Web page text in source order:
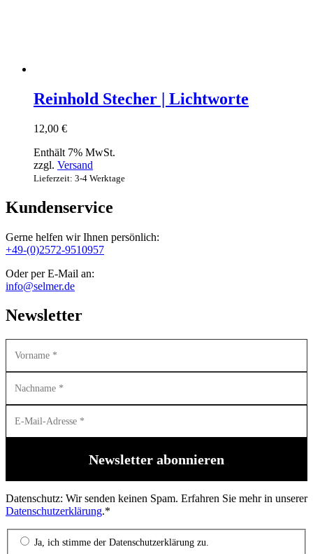
Reinhold Stecher | Lichtworte
12,00 €
Enthält 7% MwSt.
zzgl. Versand
Lieferzeit: 3-4 Werktage
Kundenservice
Gerne helfen wir Ihnen persönlich:
+49-(0)2572-9510957
Oder per E-Mail an:
info@selmer.de
Newsletter
Datenschutz: Wir senden keinen Spam. Erfahren Sie mehr in unserer
Datenschutzerklärung.*
Ja, ich stimme der Datenschutzerklärung zu.